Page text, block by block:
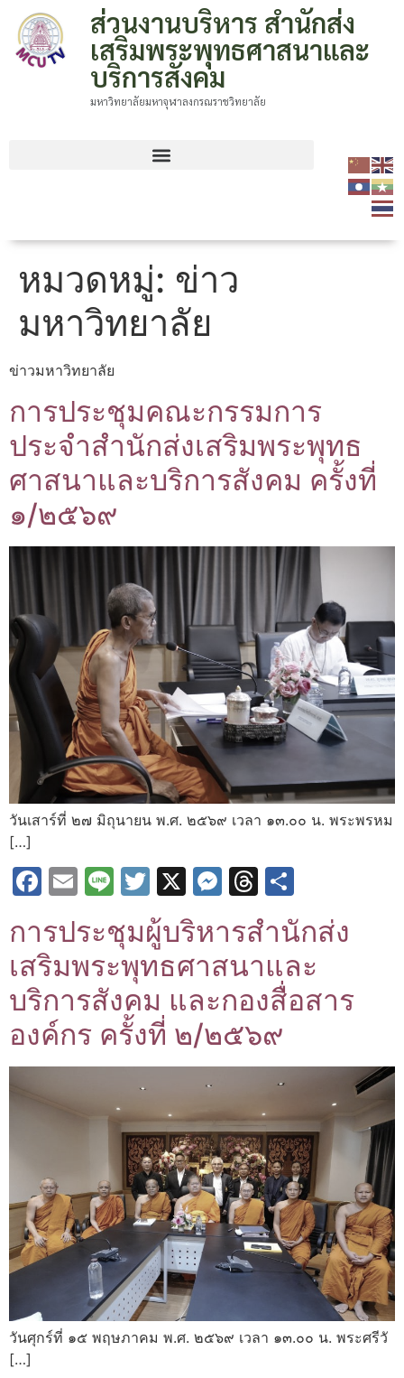
ส่วนงานบริหาร สำนักส่ง
เสริมพระพุทธศาสนาและ
บริการสังคม
มหาวิทยาลัยมหาจุฬาลงกรณราชวิทยาลัย
หมวดหมู่: ข่าว
มหาวิทยาลัย
ข่าวมหาวิทยาลัย
การประชุมคณะกรรมการ
ประจำสำนักส่งเสริมพระพุทธ
ศาสนาและบริการสังคม ครั้งที่
๑/๒๕๖๙
วันเสาร์ที่ ๒๗ มิถุนายน พ.ศ. ๒๕๖๙ เวลา ๑๓.๐๐ น. พระพรหม
[…]
Facebook
Email
LineTwitter
X Messenger
Threads
การประชุมผู้บริหารสำนักส่ง
เสริมพระพุทธศาสนาและ
บริการสังคม และกองสื่อสาร
องค์กร ครั้งที่ ๒/๒๕๖๙
วันศุกร์ที่ ๑๕ พฤษภาคม พ.ศ. ๒๕๖๙ เวลา ๑๓.๐๐ น. พระศรีวั
[…]